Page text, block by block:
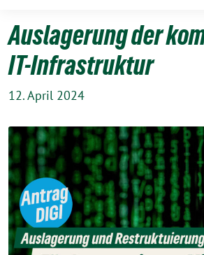
Auslagerung der
IT-Infrastruktur
12. April 2024